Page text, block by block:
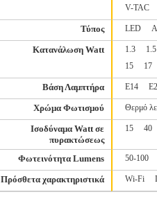
V-TAC
Τύπος LED
Κατανάλωση Watt 1.3
1.5
15
17
Βάση Λαμπτήρα E14
Χρώμα Φωτισμού Θερμό
Ισοδύναμα Watt σε
πυρακτώσεως
15 40
Φωτεινότητα Lumens 50-100
Πρόσθετα χαρακτηριστικά Wi-Fi